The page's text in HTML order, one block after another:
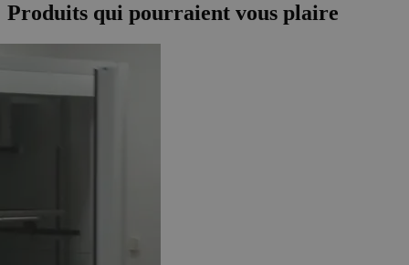
Produits qui pourraient vous plaire